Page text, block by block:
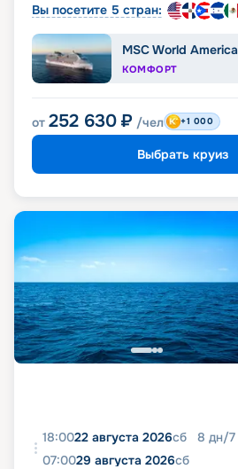
Вы посетите 5 стран:
MSC World America
КОМФОРТ
от 252 630 ₽ /чел +1 000
Выбрать круиз
18:0022 августа 2026сб 8 дн/7
07:0029 августа 2026сб